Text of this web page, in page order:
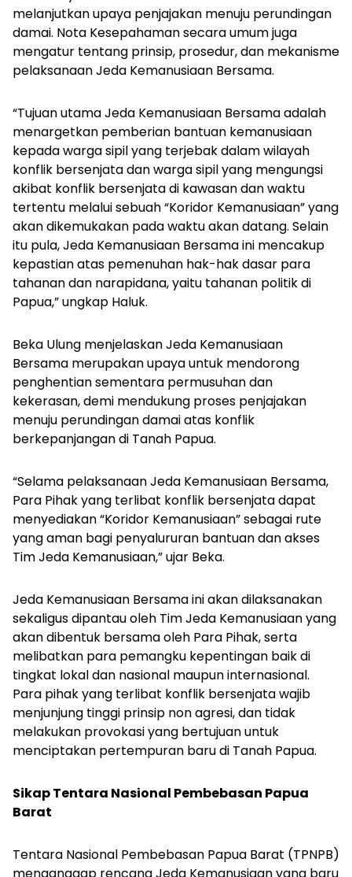
melanjutkan upaya penjajakan menuju perundingan
damai. Nota Kesepahaman secara umum juga
mengatur tentang prinsip, prosedur, dan mekanisme
pelaksanaan Jeda Kemanusiaan Bersama.
“Tujuan utama Jeda Kemanusiaan Bersama adalah
menargetkan pemberian bantuan kemanusiaan
kepada warga sipil yang terjebak dalam wilayah
konflik bersenjata dan warga sipil yang mengungsi
akibat konflik bersenjata di kawasan dan waktu
tertentu melalui sebuah “Koridor Kemanusiaan” yang
akan dikemukakan pada waktu akan datang. Selain
itu pula, Jeda Kemanusiaan Bersama ini mencakup
kepastian atas pemenuhan hak-hak dasar para
tahanan dan narapidana, yaitu tahanan politik di
Papua,” ungkap Haluk.
Beka Ulung menjelaskan Jeda Kemanusiaan
Bersama merupakan upaya untuk mendorong
penghentian sementara permusuhan dan
kekerasan, demi mendukung proses penjajakan
menuju perundingan damai atas konflik
berkepanjangan di Tanah Papua.
“Selama pelaksanaan Jeda Kemanusiaan Bersama,
Para Pihak yang terlibat konflik bersenjata dapat
menyediakan “Koridor Kemanusiaan” sebagai rute
yang aman bagi penyalururan bantuan dan akses
Tim Jeda Kemanusiaan,” ujar Beka.
Jeda Kemanusiaan Bersama ini akan dilaksanakan
sekaligus dipantau oleh Tim Jeda Kemanusiaan yang
akan dibentuk bersama oleh Para Pihak, serta
melibatkan para pemangku kepentingan baik di
tingkat lokal dan nasional maupun internasional.
Para pihak yang terlibat konflik bersenjata wajib
menjunjung tinggi prinsip non agresi, dan tidak
melakukan provokasi yang bertujuan untuk
menciptakan pertempuran baru di Tanah Papua.
Sikap Tentara Nasional Pembebasan Papua
Barat
Tentara Nasional Pembebasan Papua Barat (TPNPB)